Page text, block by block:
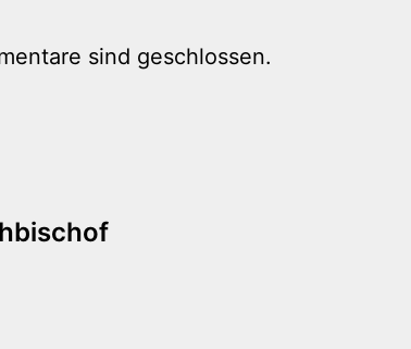
sind geschlossen.